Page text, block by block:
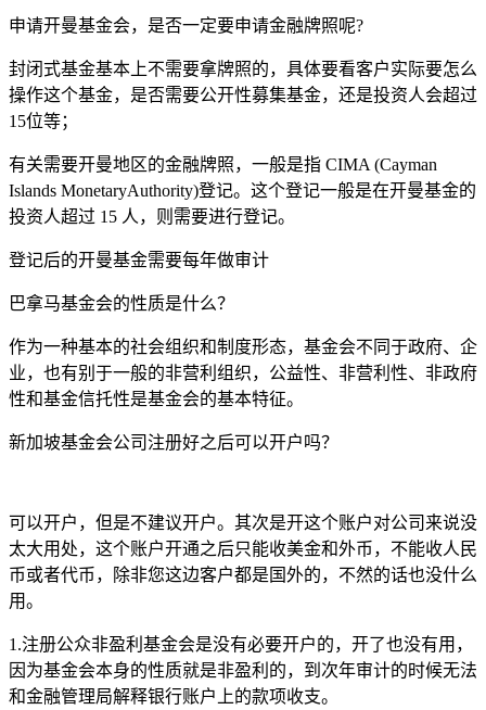
申请开曼基金会，是否一定要申请金融牌照呢?
封闭式基金基本上不需要拿牌照的，具体要看客户实际要怎么
操作这个基金，是否需要公开性募集基金，还是投资人会超过
15位等；
有关需要开曼地区的金融牌照，一般是指 CIMA (Cayman
Islands MonetaryAuthority)登记。这个登记一般是在开曼基金的
投资人超过 15 人，则需要进行登记。
登记后的开曼基金需要每年做审计
巴拿马基金会的性质是什么？
作为一种基本的社会组织和制度形态，基金会不同于政府、企
业，也有别于一般的非营利组织，公益性、非营利性、非政府
性和基金信托性是基金会的基本特征。
新加坡基金会公司注册好之后可以开户吗？
可以开户，但是不建议开户。其次是开这个账户对公司来说没
太大用处，这个账户开通之后只能收美金和外币，不能收人民
币或者代币，除非您这边客户都是国外的，不然的话也没什么
用。
1.注册公众非盈利基金会是没有必要开户的，开了也没有用，
因为基金会本身的性质就是非盈利的，到次年审计的时候无法
和金融管理局解释银行账户上的款项收支。